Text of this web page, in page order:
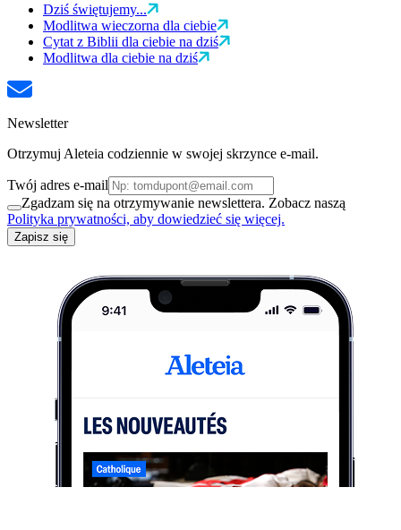
Dziś świętujemy...
Modlitwa wieczorna dla ciebie
Cytat z Biblii dla ciebie na dziś
Modlitwa dla ciebie na dziś
Newsletter
Otrzymuj Aleteia codziennie w swojej skrzynce e-mail.
Twój adres e-mail
Zgadzam się na otrzymywanie newslettera. Zobacz naszą
Polityka prywatności, aby dowiedzieć się więcej.
Zapisz się